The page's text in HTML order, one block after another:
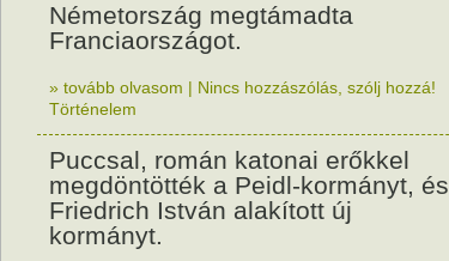
Németország megtámadta
Franciaországot.
» tovább olvasom | Nincs hozzászólás, szólj hozzá!
Történelem
Puccsal, román katonai erőkkel
megdöntötték a Peidl-kormányt, és
Friedrich István alakított új
kormányt.